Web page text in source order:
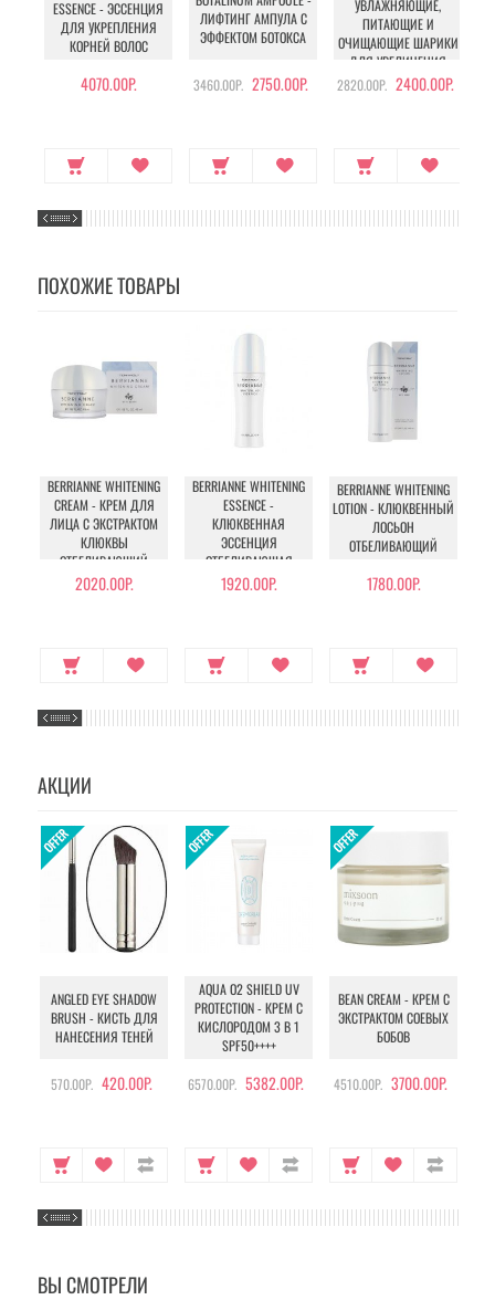
ESSENCE - ЭССЕНЦИЯ
ДЛЯ УКРЕПЛЕНИЯ
КОРНЕЙ ВОЛОС
4070.00Р.
ЛИФТИНГ АМПУЛА С
ЭФФЕКТОМ БОТОКСА
3460.00Р. 2750.00Р.
УВЛАЖНЯЮЩИЕ,
ПИТАЮЩИЕ И
ОЧИЩАЮЩИЕ ШАРИКИ
ДЛЯ УВЕЛИЧЕНИЯ
ОБЪЕМА ГРУДИ И
2820.00Р. 2400.00Р.
ПОХОЖИЕ ТОВАРЫ
BERRIANNE WHITENING
CREAM - КРЕМ ДЛЯ
ЛИЦА С ЭКСТРАКТОМ
КЛЮКВЫ
ОТБЕЛИВАЮЩИЙ
2020.00Р.
BERRIANNE WHITENING
ESSENCE -
КЛЮКВЕННАЯ
ЭССЕНЦИЯ
ОТБЕЛИВАЮЩАЯ
1920.00Р.
BERRIANNE WHITENING
LOTION - КЛЮКВЕННЫЙ
ЛОСЬОН
ОТБЕЛИВАЮЩИЙ
1780.00Р.
АКЦИИ
ANGLED EYE SHADOW
BRUSH - КИСТЬ ДЛЯ
НАНЕСЕНИЯ ТЕНЕЙ
570.00Р. 420.00Р.
AQUA O2 SHIELD UV
PROTECTION - КРЕМ С
КИСЛОРОДОМ 3 В 1
SPF50++++
6570.00Р. 5382.00Р.
BEAN CREAM - КРЕМ С
ЭКСТРАКТОМ СОЕВЫХ
БОБОВ
4510.00Р. 3700.00Р.
ВЫ СМОТРЕЛИ